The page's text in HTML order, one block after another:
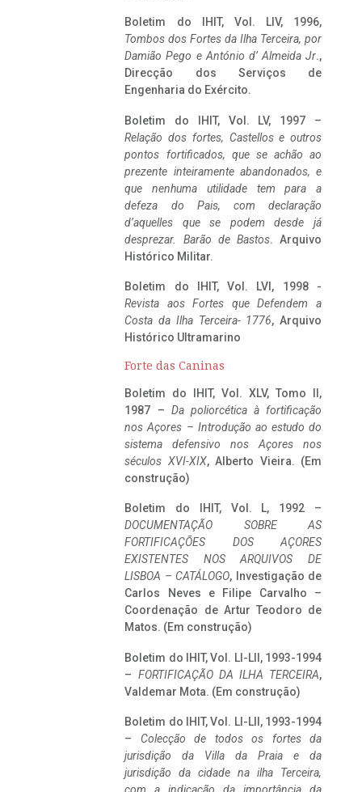
Boletim do IHIT, Vol. LIV, 1996,
Tombos dos Fortes da Ilha Terceira, por
Damião Pego e António d’ Almeida Jr.,
Direcção dos Serviços de
Engenharia do Exército.
Boletim do IHIT, Vol. LV, 1997 –
Relação dos fortes, Castellos e outros
pontos fortificados, que se achão ao
prezente inteiramente abandonados, e
que nenhuma utilidade tem para a
defeza do Pais, com declaração
d’aquelles que se podem desde já
desprezar. Barão de Bastos. Arquivo
Histórico Militar.
Boletim do IHIT, Vol. LVI, 1998 -
Revista aos Fortes que Defendem a
Costa da Ilha Terceira- 1776, Arquivo
Histórico Ultramarino
Forte das Caninas
Boletim do IHIT, Vol. XLV, Tomo II,
1987 – Da poliorcética à fortificação
nos Açores – Introdução ao estudo do
sistema defensivo nos Açores nos
séculos XVI-XIX, Alberto Vieira. (Em
construção)
Boletim do IHIT, Vol. L, 1992 –
DOCUMENTAÇÃO SOBRE AS
FORTIFICAÇÕES DOS AÇORES
EXISTENTES NOS ARQUIVOS DE
LISBOA – CATÁLOGO, Investigação de
Carlos Neves e Filipe Carvalho –
Coordenação de Artur Teodoro de
Matos. (Em construção)
Boletim do IHIT, Vol. LI-LII, 1993-1994
– FORTIFICAÇÃO DA ILHA TERCEIRA,
Valdemar Mota. (Em construção)
Boletim do IHIT, Vol. LI-LII, 1993-1994
– Colecção de todos os fortes da
jurisdição da Villa da Praia e da
jurisdição da cidade na ilha Terceira,
com a indicação da importância da